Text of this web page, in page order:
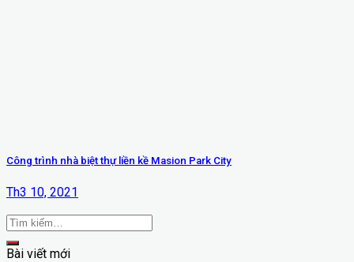
Công trình nhà biệt thự liền kề Masion Park City
Th3 10, 2021
Bài viết mới